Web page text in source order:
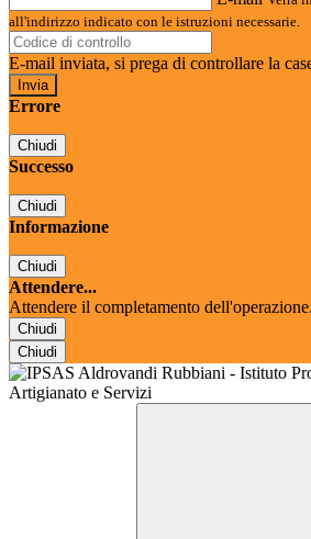
all'indirizzo indicato con le istruzioni necessarie.
E-mail inviata, si prega di controllare la
Errore
Chiudi
Successo
Chiudi
Informazione
Chiudi
Attendere...
Attendere il completamento
Chiudi
Chiudi